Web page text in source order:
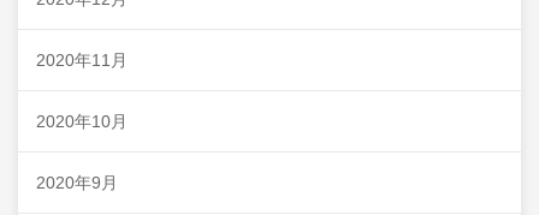
2020年11月
2020年10月
2020年9月